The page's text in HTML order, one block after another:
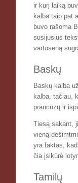
ir kurį laiką
kalba taip pat
buvo rašoma
susijusius
vartoseną
Baskų
Baskų kalba
kalba, tačiau,
prancūzų ir
Tiesą sakant,
vieną
yra faktas,
čia įsikūrė
Tamilų